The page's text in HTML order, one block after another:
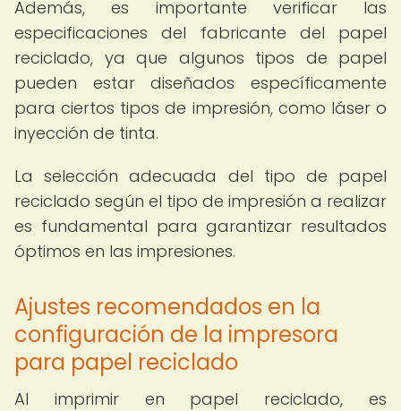
Además, es importante verificar las
especificaciones del fabricante del papel
reciclado, ya que algunos tipos de papel
pueden estar diseñados específicamente
para ciertos tipos de impresión, como láser o
inyección de tinta.
La selección adecuada del tipo de papel
reciclado según el tipo de impresión a realizar
es fundamental para garantizar resultados
óptimos en las impresiones.
Ajustes recomendados en la
configuración de la impresora
para papel reciclado
Al imprimir en papel reciclado, es